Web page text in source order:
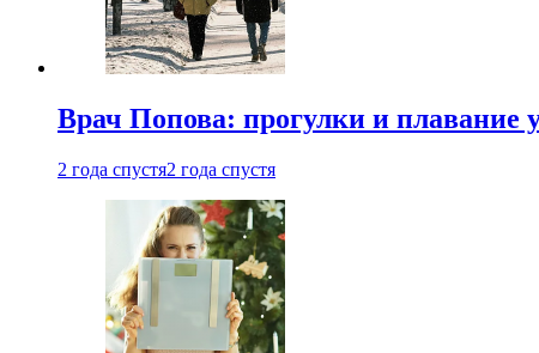
Врач Попова: прогулки и плавание
2 года спустя2 года спустя